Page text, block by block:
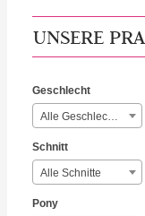
UNSERE
Geschlecht
Alle Geschlechter
Schnitt
Alle Schnitte
Pony